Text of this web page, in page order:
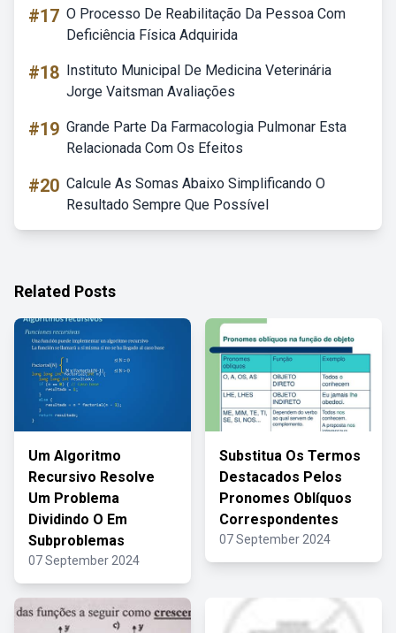
#17 O Processo De Reabilitação Da Pessoa Com
Deficiência Física Adquirida
#18 Instituto Municipal De Medicina Veterinária
Jorge Vaitsman Avaliações
#19 Grande Parte Da Farmacologia Pulmonar Esta
Relacionada Com Os Efeitos
#20 Calcule As Somas Abaixo Simplificando O
Resultado Sempre Que Possível
Related Posts
Um Algoritmo
Recursivo Resolve
Um Problema
Dividindo O Em
Subproblemas
07 September 2024
Substitua Os Termos
Destacados Pelos
Pronomes Oblíquos
Correspondentes
07 September 2024